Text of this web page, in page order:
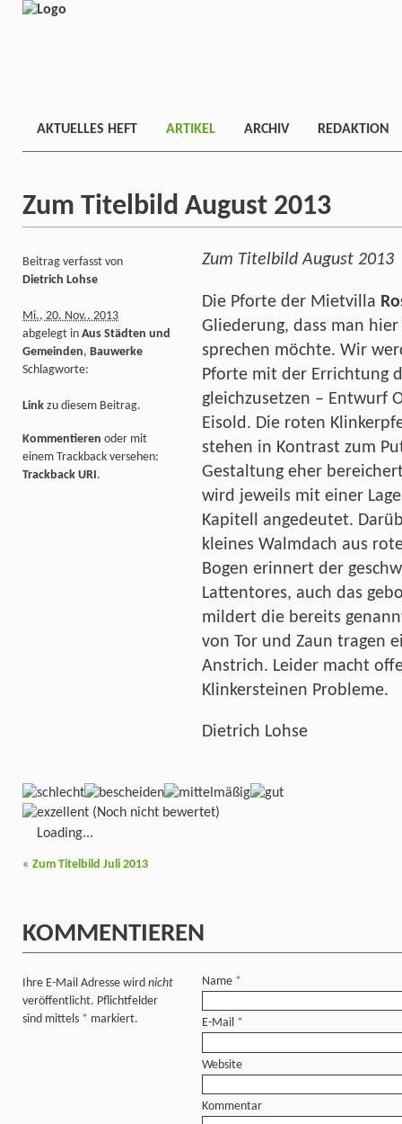
AKTUELLES HEFT ARTIKEL ARCHIV REDAKTION
Zum Titelbild August 2013
Zum Titelbild August 2013
Die Pforte der Mietvilla
Gliederung, dass man
sprechen möchte. Wir
Pforte mit der Errichtung
gleichzusetzen – Entwurf
Eisold. Die roten
stehen in Kontrast zum
Gestaltung eher
wird jeweils mit einer
Kapitell angedeutet.
kleines Walmdach aus
Bogen erinnert der
Lattentores, auch das
mildert die bereits
von Tor und Zaun tragen
Anstrich. Leider macht
Klinkersteinen Probleme.
Dietrich Lohse
Beitrag verfasst von
Dietrich Lohse
Mi., 20. Nov.. 2013
abgelegt in Aus Städten und
Gemeinden, Bauwerke
Schlagworte:
Link zu diesem Beitrag.
Kommentieren oder mit
einem Trackback versehen:
Trackback URI.
(Noch nicht bewertet)
Loading...
« Zum Titelbild Juli 2013
KOMMENTIEREN
Ihre E-Mail Adresse wird nicht
veröffentlicht. Pflichtfelder
sind mittels * markiert.
Name *
E-Mail *
Website
Kommentar